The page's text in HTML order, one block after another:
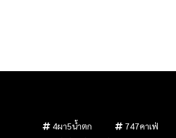
4ผา5น้ำตก
747คาเฟ่